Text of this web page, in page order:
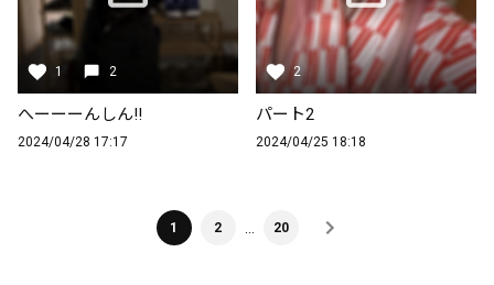
1 2
へーーーんしん‼️
2024/04/28 17:17
2
パート2
2024/04/25 18:18
1 2 20